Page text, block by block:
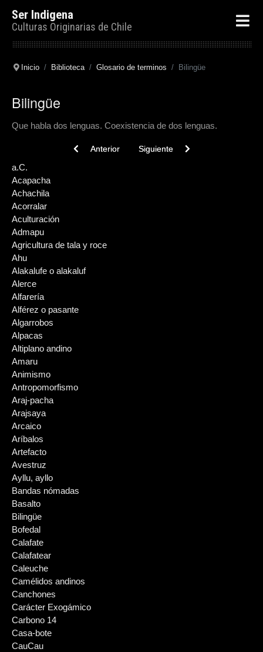
Ser Indigena
Culturas Originarias de Chile
Inicio Biblioteca Glosario de terminos Bilingüe
Bilingüe
Que habla dos lenguas. Coexistencia de dos lenguas.
Previous article: Bofedal
Anterior Next article: Basalto
Siguiente
a.C.
Acapacha
Achachila
Acorralar
Aculturación
Admapu
Agricultura de tala y roce
Ahu
Alakalufe o alakaluf
Alerce
Alfarería
Alférez o pasante
Algarrobos
Alpacas
Altiplano andino
Amaru
Animismo
Antropomorfismo
Araj-pacha
Arajsaya
Arcaico
Aríbalos
Artefacto
Avestruz
Ayllu, ayllo
Bandas nómadas
Basalto
Bilingüe
Bofedal
Calafate
Calafatear
Caleuche
Camélidos andinos
Canchones
Carácter Exogámico
Carbono 14
Casa-bote
CauCau